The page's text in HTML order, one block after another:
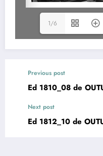
1/6
Previous post
Ed 1810_08 de
Next post
Ed 1812_10 de